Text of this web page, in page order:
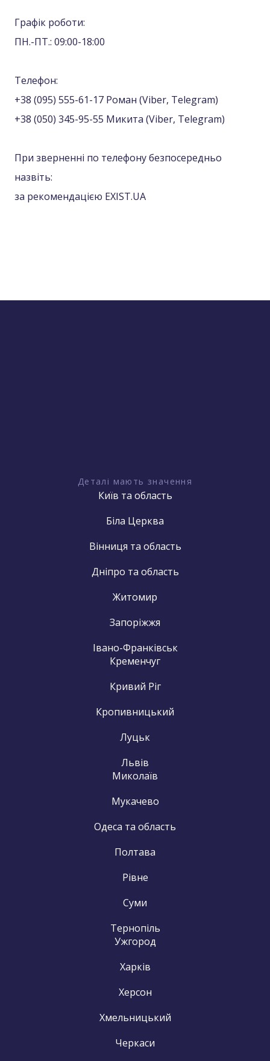
Графік роботи:
ПН.-ПТ.: 09:00-18:00
Телефон:
+38 (095) 555-61-17 Роман (Viber, Telegram)
+38 (050) 345-95-55 Микита (Viber, Telegram)
При зверненні по телефону безпосередньо
назвіть:
за рекомендацією EXIST.UA
Деталі мають значення
Київ та область
Біла Церква
Вінниця та область
Дніпро та область
Житомир
Запоріжжя
Івано-Франківськ
Кременчуг
Кривий Ріг
Кропивницький
Луцьк
Львів
Миколаїв
Мукачево
Одеса та область
Полтава
Рівне
Суми
Тернопіль
Ужгород
Харків
Херсон
Хмельницький
Черкаси